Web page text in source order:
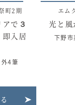
町2期
で３
入居
4筆
エム
光と
下野